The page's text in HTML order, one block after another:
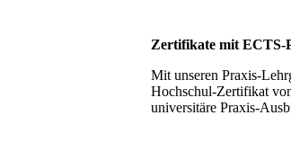
Zertifikate mit ECTS-
Mit unseren Praxis-
Hochschul-Zertifikat
universitäre Praxis-